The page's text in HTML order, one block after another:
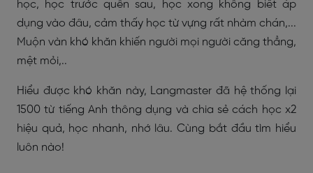
học, học trước quên sau, học xong không biết áp
dụng vào đâu, cảm thấy học từ vựng rất nhàm chán,...
Muộn vàn khó khăn khiến người mọi người căng thẳng,
mệt mỏi,..
Hiểu được khó khăn này, Langmaster đã hệ thống lại
1500 từ tiếng Anh thông dụng và chia sẻ cách học x2
hiệu quả, học nhanh, nhớ lâu. Cùng bắt đầu tìm hiểu
luôn nào!